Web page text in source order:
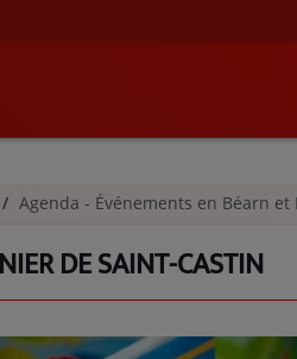
Agenda - Événements en Béarn et
DE SAINT-CASTIN